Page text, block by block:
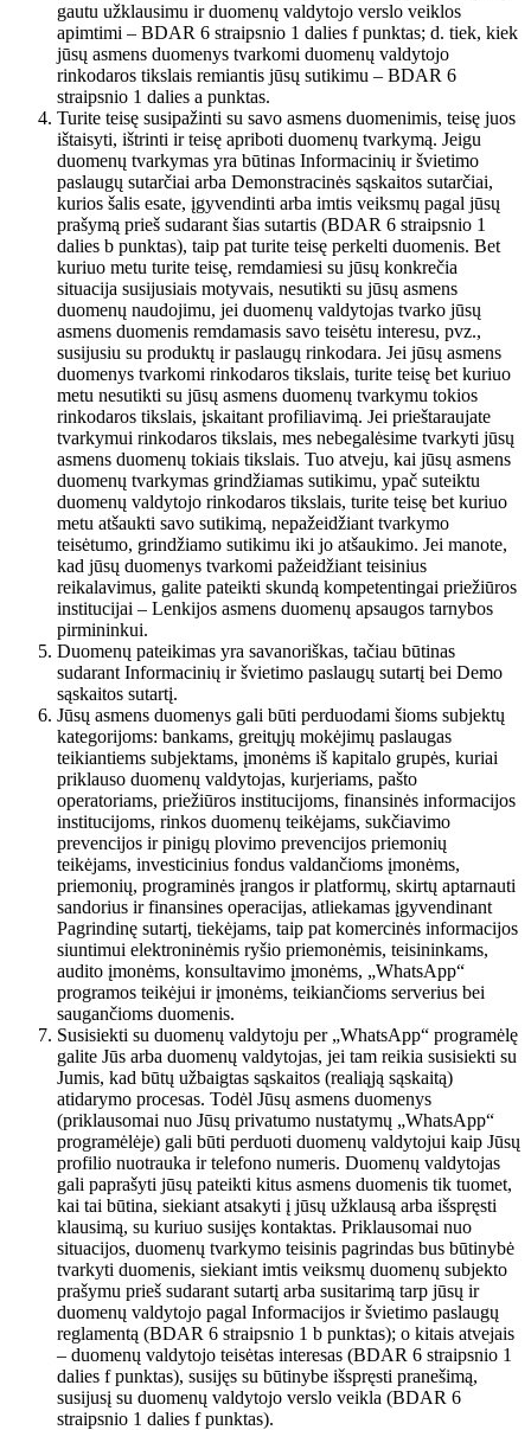
gautu užklausimu ir duomenų valdytojo verslo veiklos
apimtimi – BDAR 6 straipsnio 1 dalies f punktas; d. tiek, kiek
jūsų asmens duomenys tvarkomi duomenų valdytojo
rinkodaros tikslais remiantis jūsų sutikimu – BDAR 6
straipsnio 1 dalies a punktas.
Turite teisę susipažinti su savo asmens duomenimis, teisę juos
ištaisyti, ištrinti ir teisę apriboti duomenų tvarkymą. Jeigu
duomenų tvarkymas yra būtinas Informacinių ir švietimo
paslaugų sutarčiai arba Demonstracinės sąskaitos sutarčiai,
kurios šalis esate, įgyvendinti arba imtis veiksmų pagal jūsų
prašymą prieš sudarant šias sutartis (BDAR 6 straipsnio 1
dalies b punktas), taip pat turite teisę perkelti duomenis. Bet
kuriuo metu turite teisę, remdamiesi su jūsų konkrečia
situacija susijusiais motyvais, nesutikti su jūsų asmens
duomenų naudojimu, jei duomenų valdytojas tvarko jūsų
asmens duomenis remdamasis savo teisėtu interesu, pvz.,
susijusiu su produktų ir paslaugų rinkodara. Jei jūsų asmens
duomenys tvarkomi rinkodaros tikslais, turite teisę bet kuriuo
metu nesutikti su jūsų asmens duomenų tvarkymu tokios
rinkodaros tikslais, įskaitant profiliavimą. Jei prieštaraujate
tvarkymui rinkodaros tikslais, mes nebegalėsime tvarkyti jūsų
asmens duomenų tokiais tikslais. Tuo atveju, kai jūsų asmens
duomenų tvarkymas grindžiamas sutikimu, ypač suteiktu
duomenų valdytojo rinkodaros tikslais, turite teisę bet kuriuo
metu atšaukti savo sutikimą, nepažeidžiant tvarkymo
teisėtumo, grindžiamo sutikimu iki jo atšaukimo. Jei manote,
kad jūsų duomenys tvarkomi pažeidžiant teisinius
reikalavimus, galite pateikti skundą kompetentingai priežiūros
institucijai – Lenkijos asmens duomenų apsaugos tarnybos
pirmininkui.
Duomenų pateikimas yra savanoriškas, tačiau būtinas
sudarant Informacinių ir švietimo paslaugų sutartį bei Demo
sąskaitos sutartį.
Jūsų asmens duomenys gali būti perduodami šioms subjektų
kategorijoms: bankams, greitųjų mokėjimų paslaugas
teikiantiems subjektams, įmonėms iš kapitalo grupės, kuriai
priklauso duomenų valdytojas, kurjeriams, pašto
operatoriams, priežiūros institucijoms, finansinės informacijos
institucijoms, rinkos duomenų teikėjams, sukčiavimo
prevencijos ir pinigų plovimo prevencijos priemonių
teikėjams, investicinius fondus valdančioms įmonėms,
priemonių, programinės įrangos ir platformų, skirtų aptarnauti
sandorius ir finansines operacijas, atliekamas įgyvendinant
Pagrindinę sutartį, tiekėjams, taip pat komercinės informacijos
siuntimui elektroninėmis ryšio priemonėmis, teisininkams,
audito įmonėms, konsultavimo įmonėms, „WhatsApp“
programos teikėjui ir įmonėms, teikiančioms serverius bei
saugančioms duomenis.
Susisiekti su duomenų valdytoju per „WhatsApp“ programėlę
galite Jūs arba duomenų valdytojas, jei tam reikia susisiekti su
Jumis, kad būtų užbaigtas sąskaitos (realiąją sąskaitą)
atidarymo procesas. Todėl Jūsų asmens duomenys
(priklausomai nuo Jūsų privatumo nustatymų „WhatsApp“
programėlėje) gali būti perduoti duomenų valdytojui kaip Jūsų
profilio nuotrauka ir telefono numeris. Duomenų valdytojas
gali paprašyti jūsų pateikti kitus asmens duomenis tik tuomet,
kai tai būtina, siekiant atsakyti į jūsų užklausą arba išspręsti
klausimą, su kuriuo susijęs kontaktas. Priklausomai nuo
situacijos, duomenų tvarkymo teisinis pagrindas bus būtinybė
tvarkyti duomenis, siekiant imtis veiksmų duomenų subjekto
prašymu prieš sudarant sutartį arba susitarimą tarp jūsų ir
duomenų valdytojo pagal Informacijos ir švietimo paslaugų
reglamentą (BDAR 6 straipsnio 1 b punktas); o kitais atvejais
– duomenų valdytojo teisėtas interesas (BDAR 6 straipsnio 1
dalies f punktas), susijęs su būtinybe išspręsti pranešimą,
susijusį su duomenų valdytojo verslo veikla (BDAR 6
straipsnio 1 dalies f punktas).